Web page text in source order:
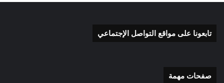
تابعونا على مواقع التواصل الإجتماعي
صفحات مهمة